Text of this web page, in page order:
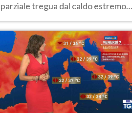
parziale tregua dal caldo estremo
40 gradi.